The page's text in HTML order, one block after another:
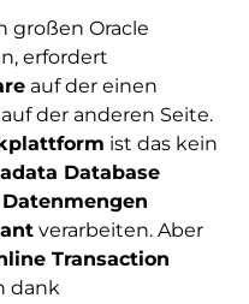
großen Oracle
erfordert
auf der einen
auf der anderen Seite.
ist das kein
Database
verarbeiten. Aber
Transaction
dank